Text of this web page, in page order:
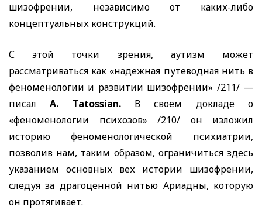
шизофрении, независимо от каких-либо
концептуальных конструкций.
С этой точки зрения, аутизм может
рассматриваться как «надежная путеводная нить в
феноменологии и развитии шизофрении» /211/ —
писалA. Tatossian. В своем докладе о
«феноменологии психозов» /210/ он изложил
историю феноменологической психиатрии,
позволив нам, таким образом, ограничиться здесь
указанием основных вех истории шизофрении,
следуя за драгоценной нитью Ариадны, которую
он протягивает.